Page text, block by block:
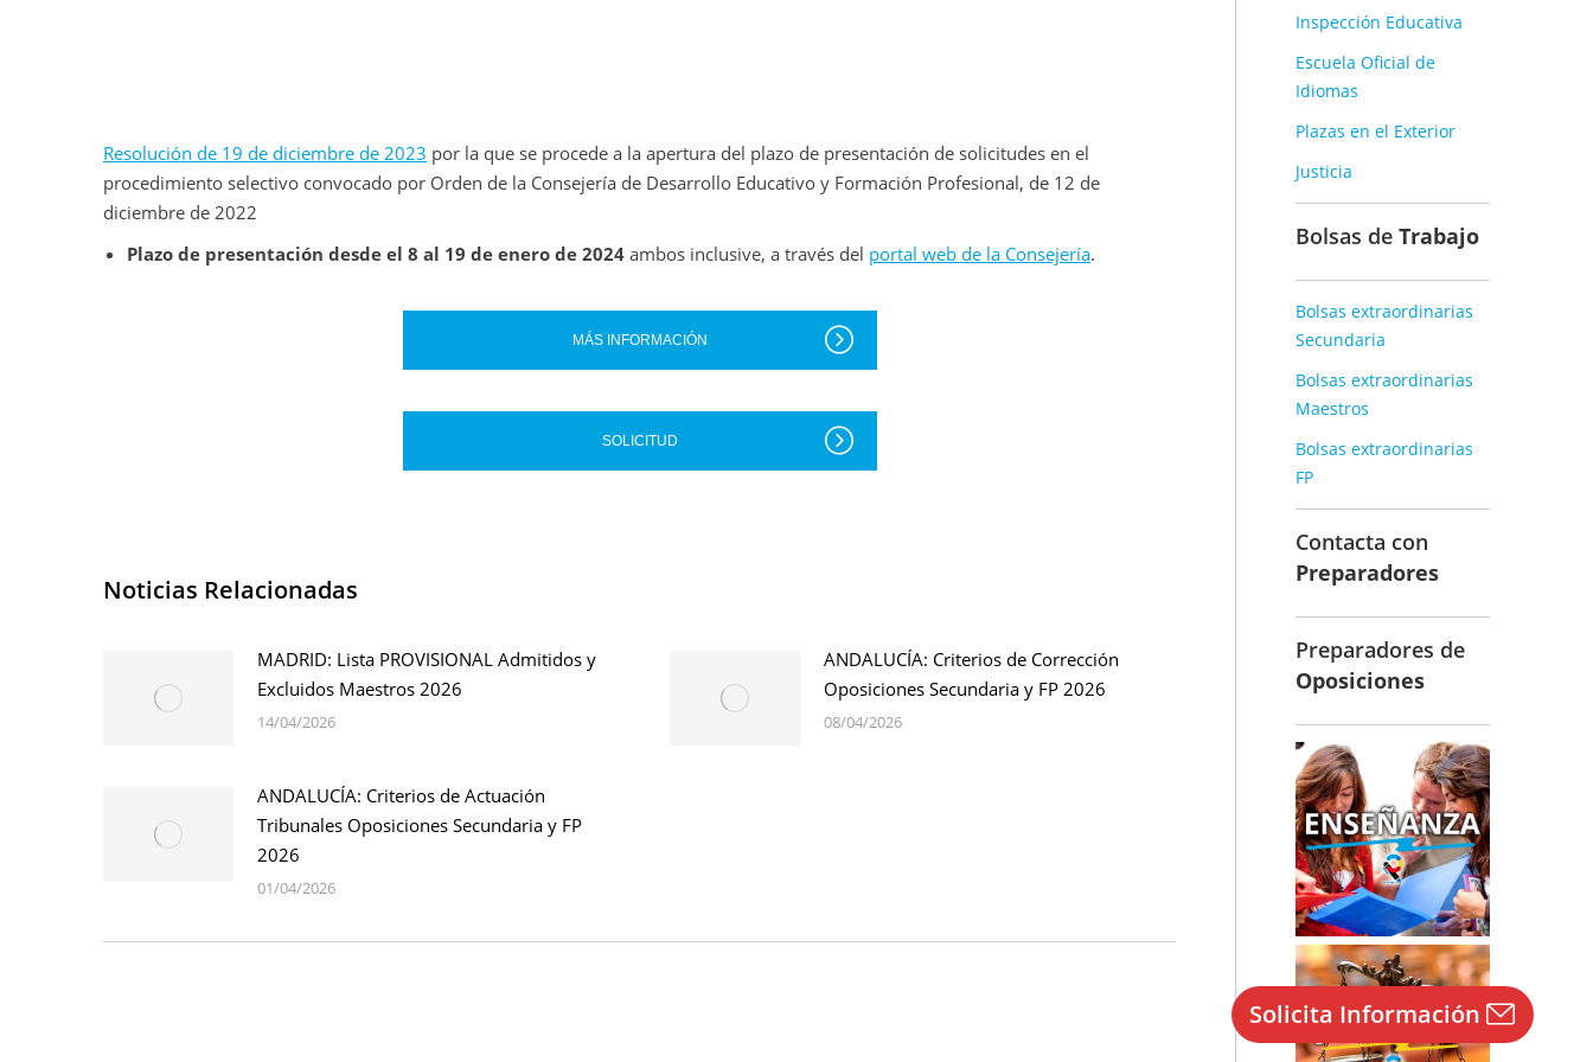
Solicita Información
Resolución de 19 de diciembre de 2023 por la que se procede a la apertura del plazo de presentación de solicitudes en el
procedimiento selectivo convocado por Orden de la Consejería de Desarrollo Educativo y Formación Profesional, de 12 de
diciembre de 2022
Plazo de presentación desde el 8 al 19 de enero de 2024 ambos inclusive, a través del portal web de la Consejería.
MÁS INFORMACIÓN
SOLICITUD
Noticias Relacionadas
MADRID: Lista PROVISIONAL Admitidos y
Excluidos Maestros 2026
14/04/2026
ANDALUCÍA: Criterios de Corrección
Oposiciones Secundaria y FP 2026
08/04/2026
ANDALUCÍA: Criterios de Actuación
Tribunales Oposiciones Secundaria y FP
2026
01/04/2026
Inspección Educativa
Escuela Oficial de
Idiomas
Plazas en el Exterior
Justicia
Bolsas de Trabajo
Bolsas extraordinarias
Secundaria
Bolsas extraordinarias
Maestros
Bolsas extraordinarias
FP
Contacta con
Preparadores
Preparadores de
Oposiciones